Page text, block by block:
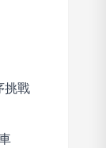
挑戰